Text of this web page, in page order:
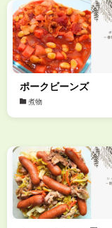
ポークビーンズ
煮物